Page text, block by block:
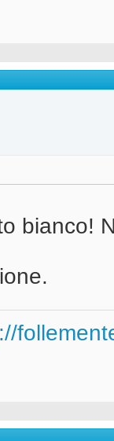
bianco!